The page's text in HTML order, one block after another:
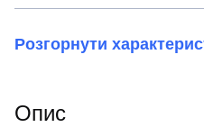
Розгорнути
Опис